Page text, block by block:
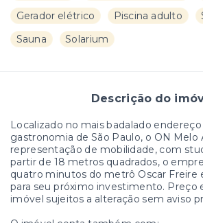
Gerador elétrico
Piscina adulto
Sauna
Solarium
Descrição do
Localizado no mais badalado
gastronomia de São Paulo, o ON Melo
representação de mobilidade, com
partir de 18 metros quadrados, o
quatro minutos do metrô Oscar Freire
para seu próximo investimento. Preço
imóvel sujeitos a alteração sem aviso